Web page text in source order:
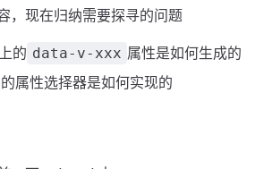
，现在归纳需要探寻的问题
的 data-v-xxx 属性是如何生成的
属性选择器是如何实现的